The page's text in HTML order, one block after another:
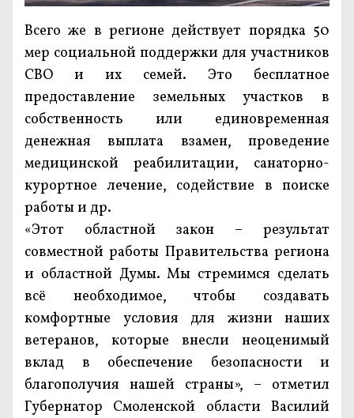
Всего же в регионе действует порядка 50
мер социальной поддержки для участников
СВО и их семей. Это бесплатное
предоставление земельных участков в
собственность или единовременная
денежная выплата взамен, проведение
медицинской реабилитации, санаторно-
курортное лечение, содействие в поиске
работы и др.
«Этот областной закон – результат
совместной работы Правительства региона
и областной Думы. Мы стремимся сделать
всё необходимое, чтобы создавать
комфортные условия для жизни наших
ветеранов, которые внесли неоценимый
вклад в обеспечение безопасности и
благополучия нашей страны», – отметил
Губернатор Смоленской области Василий